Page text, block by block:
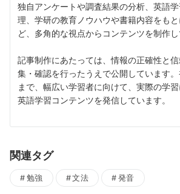
独自アンケートや調査結果の分析、英語
理、学研の教育ノウハウや書籍内容をも
ど、多角的な視点からコンテンツを制作し
記事制作にあたっては、情報の正確性と
集・確認を行ったうえで公開しています
まで、幅広い学習者に向けて、実際の学
英語学習コンテンツを発信しています。
関連タグ
勉強 文法 発音